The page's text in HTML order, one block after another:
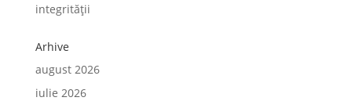
integrității
Arhive
august 2026
iulie 2026